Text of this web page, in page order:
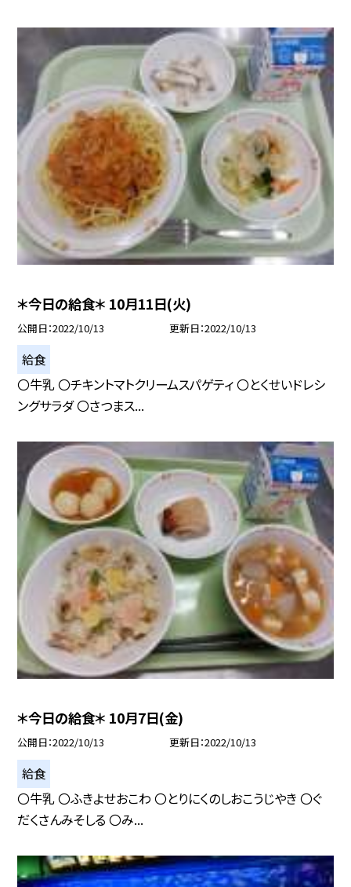
＊今日の給食＊ 10月11日(火)
公開日 2022/10/13 更新日 2022/10/13
給食
〇牛乳 〇チキントマトクリームスパゲティ 〇とくせいドレシ
ングサラダ 〇さつまス...
＊今日の給食＊ 10月7日(金)
公開日 2022/10/13 更新日 2022/10/13
給食
〇牛乳 〇ふきよせおこわ 〇とりにくのしおこうじやき 〇ぐ
だくさんみそしる 〇み...